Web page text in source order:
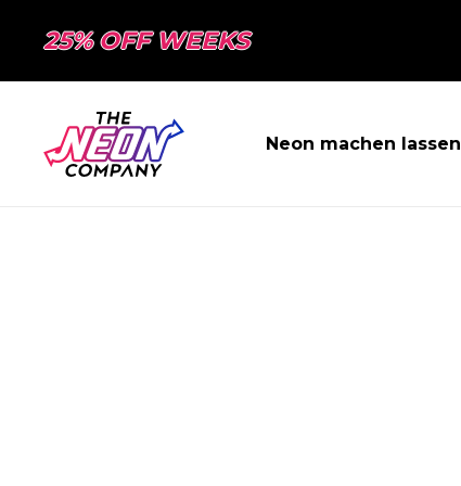
25% OFF WEEKS
Neon machen lassen